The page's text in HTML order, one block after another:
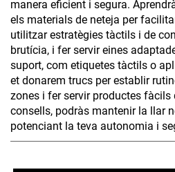
manera eficient i segura.
els materials de neteja per
utilitzar estratègies tàctils i de
brutícia, i fer servir eines
suport, com etiquetes tàctils o
et donarem trucs per establir
zones i fer servir productes fàcils
consells, podràs mantenir la llar
potenciant la teva autonomia i